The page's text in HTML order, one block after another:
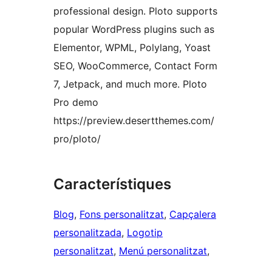
professional design. Ploto supports
popular WordPress plugins such as
Elementor, WPML, Polylang, Yoast
SEO, WooCommerce, Contact Form
7, Jetpack, and much more. Ploto
Pro demo
https://preview.desertthemes.com/
pro/ploto/
Característiques
Blog, Fons personalitzat, Capçalera
personalitzada, Logotip
personalitzat, Menú personalitzat